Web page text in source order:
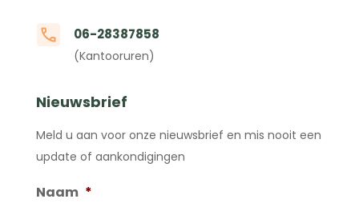
06-28387858
(Kantooruren)
Nieuwsbrief
Meld u aan voor onze nieuwsbrief en mis nooit een
update of aankondigingen
Naam *